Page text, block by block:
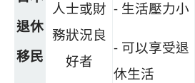
退休
移民
人士或財
務狀況良
好者
- 生活壓力小
- 可以享受退
休生活